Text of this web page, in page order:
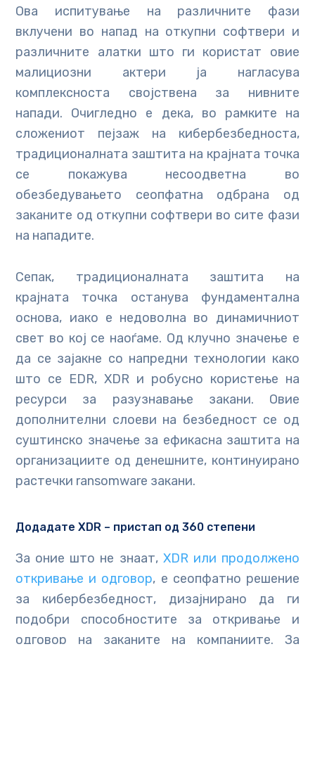
Ова испитување на различните фази
вклучени во напад на откупни софтвери и
различните алатки што ги користат овие
малициозни актери ја нагласува
комплексноста својствена за нивните
напади. Очигледно е дека, во рамките на
сложениот пејзаж на кибербезбедноста,
традиционалната заштита на крајната точка
се покажува несоодветна во
обезбедувањето сеопфатна одбрана од
заканите од откупни софтвери во сите фази
на нападите.
Сепак, традиционалната заштита на
крајната точка останува фундаментална
основа, иако е недоволна во динамичниот
свет во кој се наоѓаме. Од клучно значење е
да се зајакне со напредни технологии како
што се EDR, XDR и робусно користење на
ресурси за разузнавање закани. Овие
дополнителни слоеви на безбедност се од
суштинско значење за ефикасна заштита на
организациите од денешните, континуирано
растечки ransomware закани.
Додадате XDR – пристап од 360 степени
За оние што не знаат, XDR или продолжено
откривање и одговор, е сеопфатно решение
за кибербезбедност, дизајнирано да ги
подобри способностите за откривање и
одговор на заканите на компаниите. За